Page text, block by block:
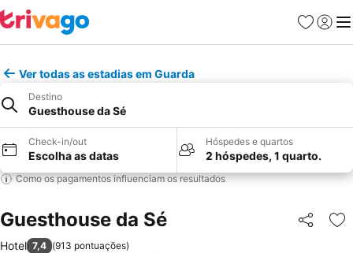
Favoritos
Iniciar
Ver todas as estadias em Guarda
Destino
Guesthouse da Sé
Check-in/out
Escolha as datas
Hóspedes e quartos
2 hóspedes, 1 quarto.
Como os pagamentos influenciam os resultados
Guesthouse da Sé Partilhar
Hotel 7,4 (913 pontuações)